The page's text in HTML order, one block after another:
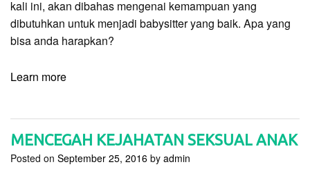
kali ini, akan dibahas mengenai kemampuan yang
dibutuhkan untuk menjadi babysitter yang baik. Apa yang
bisa anda harapkan?
Learn more
MENCEGAH KEJAHATAN SEKSUAL ANAK
Posted on September 25, 2016 by admin